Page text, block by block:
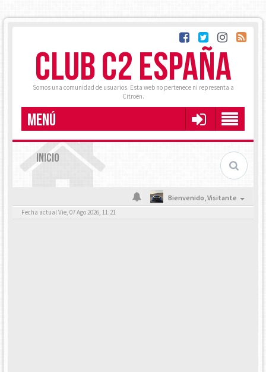
CLUB C2 ESPAÑA
Somos una comunidad de usuarios. Esta web no pertenece ni representa a
Citroën.
MENÚ
INICIO
Bienvenido,Visitante
Fecha actual Vie, 07 Ago 2026, 11:21